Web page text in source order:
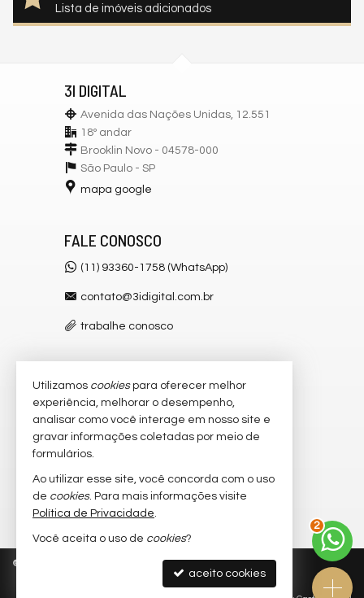
Lista de imóveis adicionados
3I DIGITAL
Avenida das Nações Unidas, 12.551
18º andar
Brooklin Novo - 04578-000
São Paulo - SP
mapa google
FALE CONOSCO
(11) 93360-1758 (WhatsApp)
contato@3idigital.com.br
trabalhe conosco
VEJA MAIS
receba nosso newsletter
imóveis favoritos
mapa de imóveis
© Política de Privacidade
Utilizamos cookiespara oferecer melhor
experiência, melhorar o desempenho,
analisar como você interage em nosso site e
gravar informações coletadas por meio de
formulários.
Ao utilizar esse site, você concorda com o uso
de cookies. Para mais informações visite
Política de Privacidade.
Você aceita o uso de cookies?
aceito cookies